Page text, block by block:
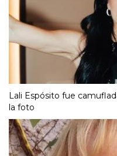
Lali Espósito fue
la foto